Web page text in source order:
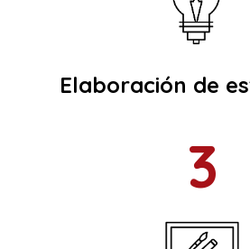
Elaboración de
3